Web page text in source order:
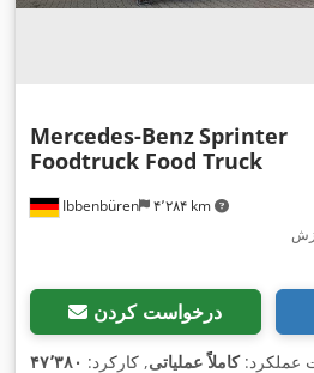
Ibbenbüren ۴٬۲۸۴ km
Mercedes-BenzSprinter
Foodtruck Food Truck
درخواست کردن
عملکرد:کاملاً عملیاتی, کارکرد: ۴۷٬۳۸۰